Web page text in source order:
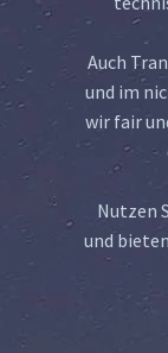
Auch
und im
wir fair
Nutzen
und